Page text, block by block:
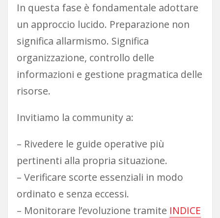
In questa fase è fondamentale adottare
un approccio lucido. Preparazione non
significa allarmismo. Significa
organizzazione, controllo delle
informazioni e gestione pragmatica delle
risorse.
Invitiamo la community a:
– Rivedere le guide operative più
pertinenti alla propria situazione.
– Verificare scorte essenziali in modo
ordinato e senza eccessi.
– Monitorare l’evoluzione tramite INDICE